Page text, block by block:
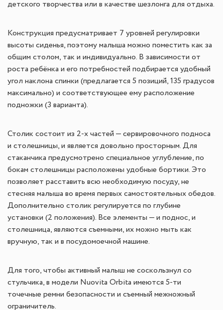
детского творчества или в качестве шезлонга для отдыха.
Конструкция предусматривает 7 уровней регулировки
высоты сиденья, поэтому малыша можно поместить как за
общим столом, так и индивидуально. В зависимости от
роста ребёнка и его потребностей подбирается удобный
угол наклона спинки (предлагается 5 позиций, 135 градусов
максимально) и соответствующее ему расположение
подножки (3 варианта).
Столик состоит из 2-х частей — сервировочного подноса
и столешницы, и является довольно просторным. Для
стаканчика предусмотрено специальное углубление, по
бокам столешницы расположены удобные бортики. Это
позволяет расставить всю необходимую посуду, не
стесняя малыша во время первых самостоятельных обедов.
Дополнительно столик регулируется по глубине
установки (2 положения). Все элементы — и поднос, и
столешница, являются съемными, их можно мыть как
вручную, так и в посудомоечной машине.
Для того, чтобы активный малыш не соскользнул со
стульчика, в модели Nuovita Orbita имеются 5-ти
точечные ремни безопасности и съемный межножный
ограничитель.